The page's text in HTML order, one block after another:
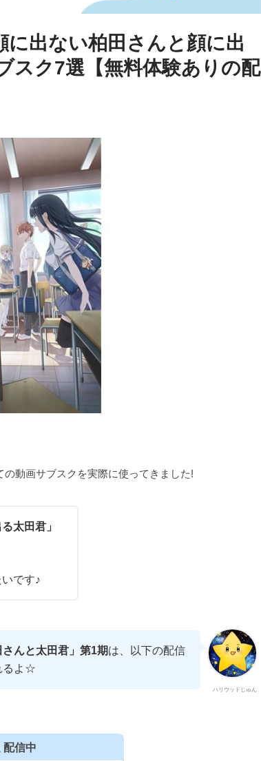
に出ない柏田さんと顔に出
スク7選【無料体験ありの配
動画サブスクを実際に使ってきました!
太田君」
です♪
ハリウッドじゅん
さんと太田君」第1期は、以下の配信
るよ☆
配信中